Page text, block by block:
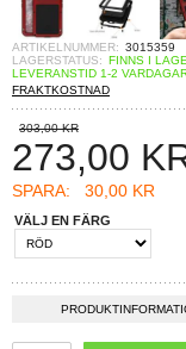
ARTIKELNUMMER: 3015359
LAGERSTATUS: FINNS I
LEVERANSTID 1-2
FRAKTKOSTNAD
303,00 KR
273,00
SPARA: 30,00 KR
VÄLJ EN FÄRG